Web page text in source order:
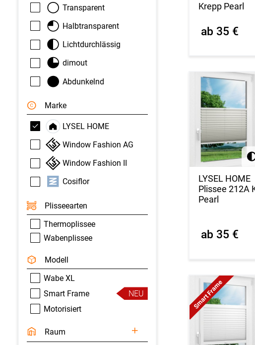
Transparent
Halbtransparent
Lichtdurchlässig
dimout
Abdunkelnd
Marke
LYSEL HOME
Window Fashion AG
Window Fashion II
Cosiflor
Plisseearten
Thermoplissee
Wabenplissee
Modell
Wabe XL
Smart Frame
NEU
Motorisiert
Raum
Krepp Pearl
ab 35 €
LYSEL HOME
Plissee 212A
Pearl
ab 35 €
Smart Frame